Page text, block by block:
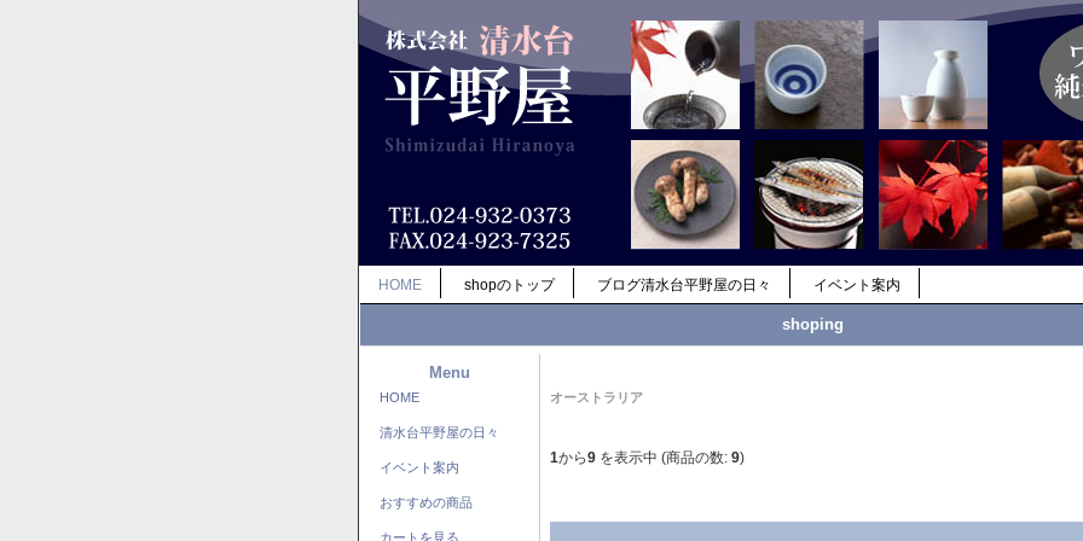
HOME shopのトップ ブログ清水台平野屋の日々 イベント案内
shoping
Menu
HOME
清水台平野屋の日々
イベント案内
おすすめの商品
カートを見る
オーストラリア
1から9 を表示中 (商品の数: 9)